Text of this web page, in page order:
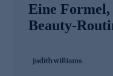
Eine
Beauty-